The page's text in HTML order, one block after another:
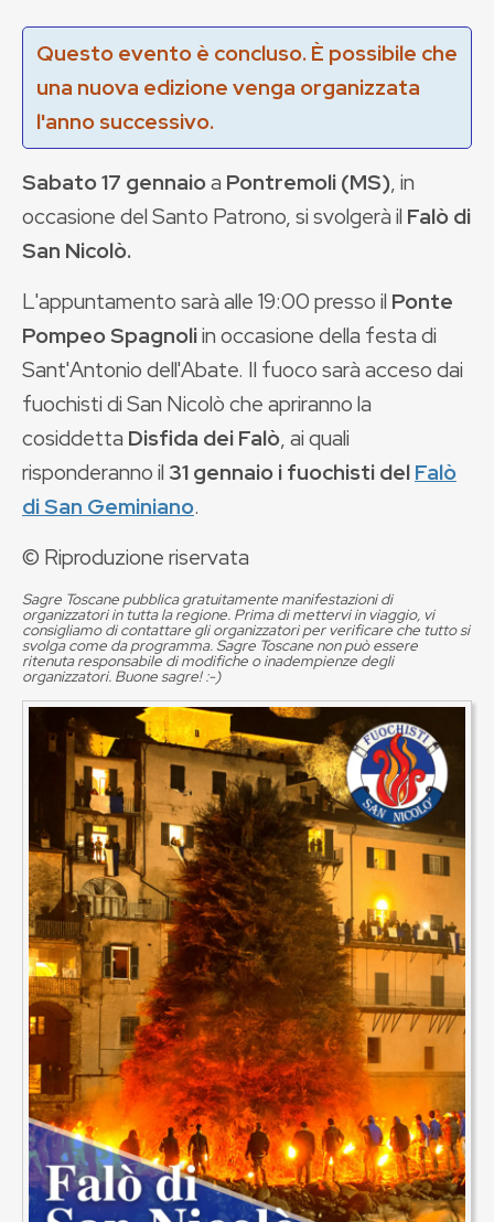
Questo evento è concluso. È possibile che
una nuova edizione venga organizzata
l'anno successivo.
Sabato 17 gennaioa Pontremoli (MS), in
occasione del Santo Patrono, si svolgerà il Falò di
San Nicolò.
L'appuntamento sarà alle 19:00 presso il Ponte
Pompeo Spagnoliin occasione della festa di
Sant'Antonio dell'Abate. Il fuoco sarà acceso dai
fuochisti di San Nicolò che apriranno la
cosiddetta Disfida dei Falò, ai quali
risponderanno il 31 gennaio i fuochisti delFalò
di San Geminiano.
© Riproduzione riservata
Sagre Toscane pubblica gratuitamente manifestazioni di
organizzatori in tutta la regione. Prima di mettervi in viaggio, vi
consigliamo di contattare gli organizzatori per verificare che tutto si
svolga come da programma. Sagre Toscane non può essere
ritenuta responsabile di modifiche o inadempienze degli
organizzatori. Buone sagre! :-)